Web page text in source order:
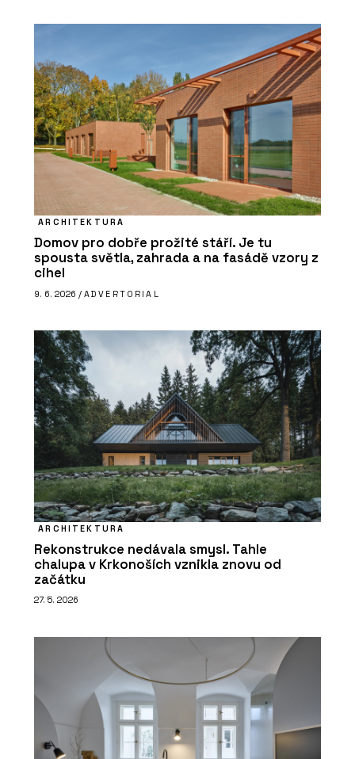
ARCHITEKTURA
Domov pro dobře prožité stáří. Je tu
spousta světla, zahrada a na fasádě vzory z
cihel
9. 6. 2026 / ADVERTORIAL
ARCHITEKTURA
Rekonstrukce nedávala smysl. Tahle
chalupa v Krkonoších vznikla znovu od
začátku
27. 5. 2026